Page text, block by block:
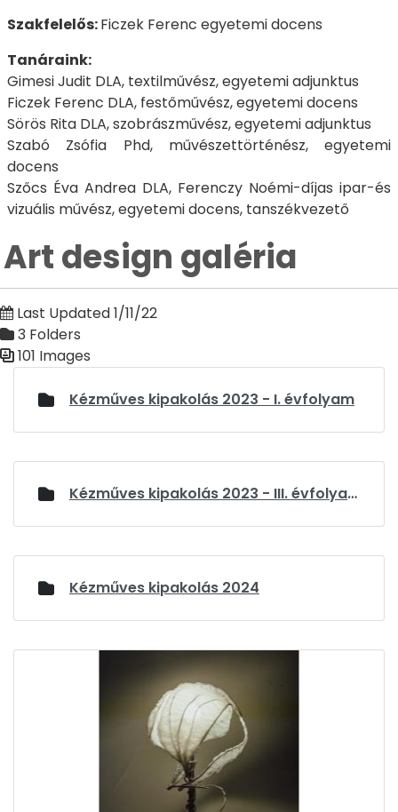
Szakfelelős:Ficzek Ferenc egyetemi docens
Tanáraink:
Gimesi Judit DLA, textilművész, egyetemi adjunktus
Ficzek Ferenc DLA, festőművész, egyetemi docens
Sörös Rita DLA, szobrászművész, egyetemi adjunktus
Szabó Zsófia Phd, művészettörténész, egyetemi
docens
Szőcs Éva Andrea DLA, Ferenczy Noémi-díjas ipar-és
vizuális művész, egyetemi docens, tanszékvezető
Art design galéria
Last Updated 1/11/22
3 Folders
101 Images
Kézműves kipakolás 2023 - I. évfolyam
Kézműves kipakolás 2023 - III. évfolyam
Kézműves kipakolás 2024